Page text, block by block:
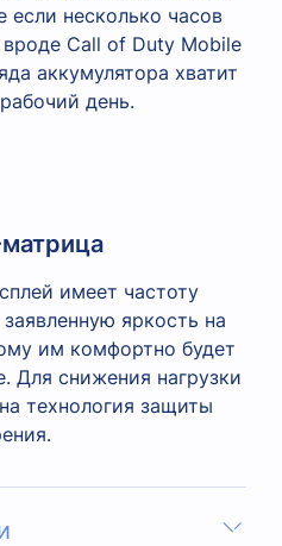
если несколько часов
Call of Duty Mobile
аккумулятора хватит
день.
имеет частоту
яркость на
им комфортно будет
Для снижения нагрузки
технология защиты